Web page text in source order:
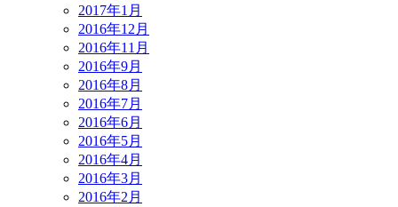
2017年1月
2016年12月
2016年11月
2016年9月
2016年8月
2016年7月
2016年6月
2016年5月
2016年4月
2016年3月
2016年2月